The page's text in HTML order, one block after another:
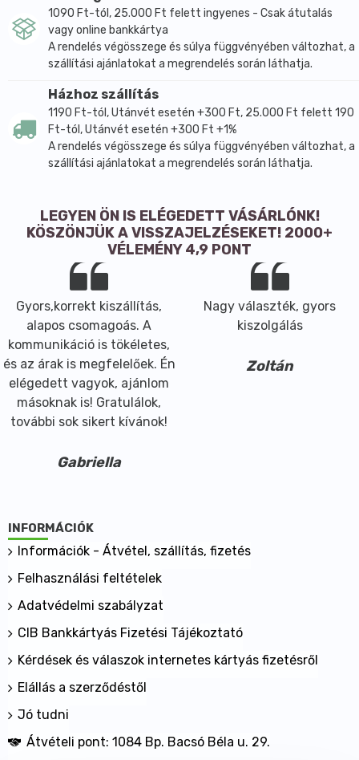
1090 Ft-tól, 25.000 Ft felett ingyenes - Csak átutalás
vagy online bankkártya
A rendelés végösszege és súlya függvényében változhat, a
szállítási ajánlatokat a megrendelés során láthatja.
Házhoz szállítás
1190 Ft-tól, Utánvét esetén +300 Ft, 25.000 Ft felett 190
Ft-tól, Utánvét esetén +300 Ft +1%
A rendelés végösszege és súlya függvényében változhat, a
szállítási ajánlatokat a megrendelés során láthatja.
LEGYEN ÖN IS ELÉGEDETT VÁSÁRLÓNK!
KÖSZÖNJÜK A VISSZAJELZÉSEKET! 2000+
VÉLEMÉNY 4,9 PONT
Gyors,korrekt kiszállítás,
alapos csomagoás. A
kommunikáció is tökéletes,
és az árak is megfelelőek. Én
elégedett vagyok, ajánlom
másoknak is! Gratulálok,
további sok sikert kívánok!
Gabriella
Nagy választék, gyors
kiszolgálás
Zoltán
INFORMÁCIÓK
Információk - Átvétel, szállítás, fizetés
Felhasználási feltételek
Adatvédelmi szabályzat
CIB Bankkártyás Fizetési Tájékoztató
Kérdések és válaszok internetes kártyás fizetésről
Elállás a szerződéstől
Jó tudni
Átvételi pont: 1084 Bp. Bacsó Béla u. 29.